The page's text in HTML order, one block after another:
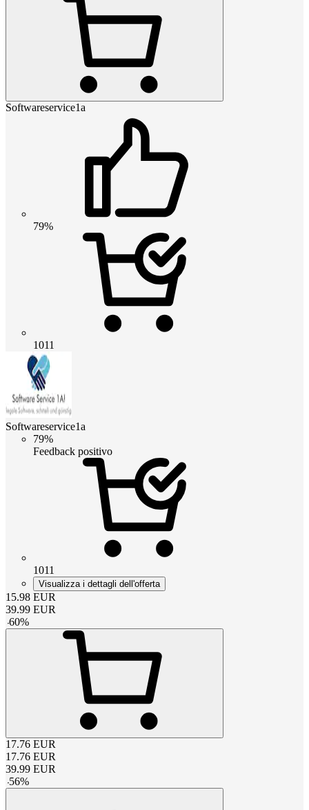
Softwareservice1a
79%
1011
Softwareservice1a
79%
Feedback positivo
1011
Visualizza i dettagli dell'offerta
15.98 EUR
39.99 EUR
-60%
17.76 EUR
17.76 EUR
39.99 EUR
-56%